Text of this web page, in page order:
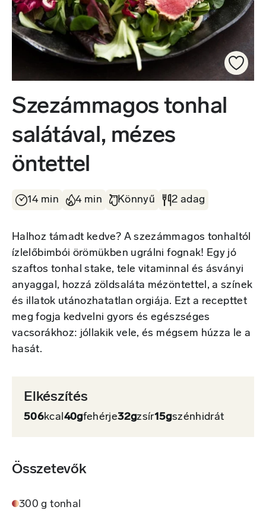
Szezámmagos tonhal
salátával, mézes
öntettel
14 min 4 min Könnyű 2 adag
Halhoz támadt kedve? A szezámmagos tonhaltól
ízlelőbimbói örömükben ugrálni fognak! Egy jó
szaftos tonhal stake, tele vitaminnal és ásványi
anyaggal, hozzá zöldsaláta mézöntettel, a színek
és illatok utánozhatatlan orgiája. Ezt a recepttet
meg fogja kedvelni gyors és egészséges
vacsorákhoz: jóllakik vele, és mégsem húzza le a
hasát.
Elkészítés
506kcal40gfehérje32gzsír15gszénhidrát
Összetevők
300 g tonhal